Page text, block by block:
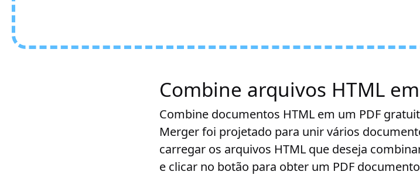
Combine arquivos HTML
Combine documentos HTML em um PDF
Merger foi projetado para unir vários
carregar os arquivos HTML que deseja
e clicar no botão para obter um PDF